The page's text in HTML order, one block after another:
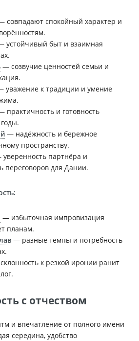
совпадают спокойный характер и
устойчивый быт и взаимная
— созвучие ценностей семьи и
уважение к традиции и умение
практичность и готовность
— надёжность и бережное
пространству.
партнёра и
переговоров для Дании.
— избыточная импровизация
планам.
— разные темпы и потребность
к резкой иронии ранит
с отчеством
и впечатление от полного имени
середина, удобство